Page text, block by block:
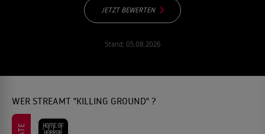
JETZT BEWERTEN
Stand: 05.08.2026
WER STREAMT "KILLING GROUND" ?